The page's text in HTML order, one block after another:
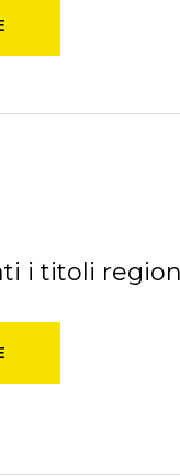
i titoli